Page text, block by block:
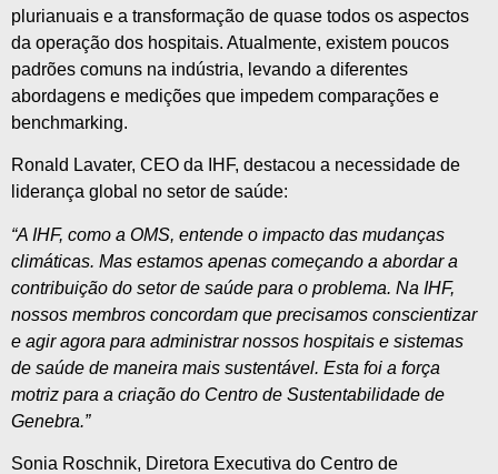
plurianuais e a transformação de quase todos os aspectos
da operação dos hospitais. Atualmente, existem poucos
padrões comuns na indústria, levando a diferentes
abordagens e medições que impedem comparações e
benchmarking.
Ronald Lavater, CEO da IHF, destacou a necessidade de
liderança global no setor de saúde:
“A IHF, como a OMS, entende o impacto das mudanças
climáticas. Mas estamos apenas começando a abordar a
contribuição do setor de saúde para o problema. Na IHF,
nossos membros concordam que precisamos conscientizar
e agir agora para administrar nossos hospitais e sistemas
de saúde de maneira mais sustentável. Esta foi a força
motriz para a criação do Centro de Sustentabilidade de
Genebra.”
Sonia Roschnik, Diretora Executiva do Centro de